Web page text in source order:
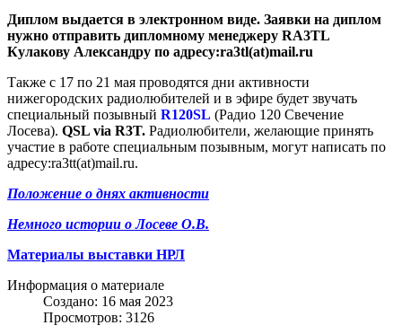
Диплом выдается в электронном виде. Заявки на диплом
нужно отправить дипломному менеджеру RA3TL
Кулакову Александру по адресу:ra3tl(at)mail.ru
Также с 17 по 21 мая проводятся дни активности
нижегородских радиолюбителей и в эфире будет звучать
специальный позывный R120SL (Радио 120 Свечение
Лосева). QSL via R3T. Радиолюбители, желающие принять
участие в работе специальным позывным, могут написать по
адресу:ra3tt(at)mail.ru.
Положение о днях активности
Немного истории о Лосеве О.В.
Материалы выставки НРЛ
Информация о материале
Создано: 16 мая 2023
Просмотров: 3126